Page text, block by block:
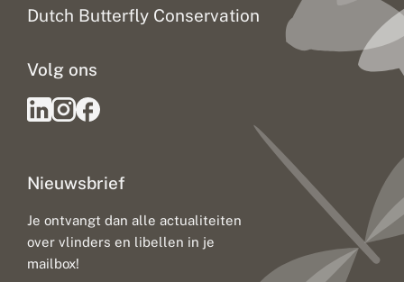
Dutch Butterfly Conservation
Nieuwsbrief
Je ontvangt dan alle actualiteiten
over vlinders en libellen in je
mailbox!
Volg ons